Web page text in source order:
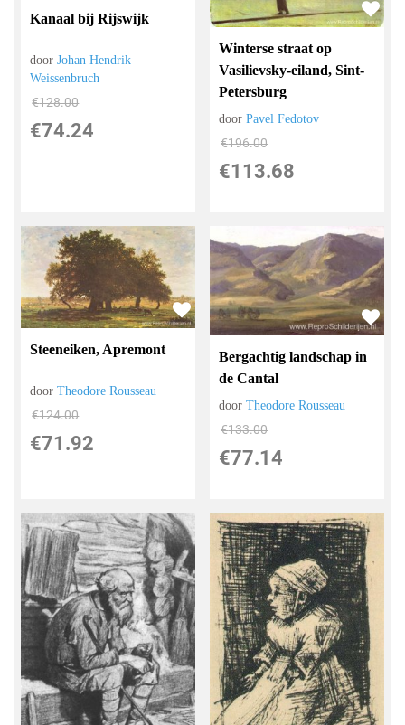
Kanaal bij Rijswijk
doorJohan Hendrik
Weissenbruch
€128.00
€74.24
Winterse straat op
Vasilievsky-eiland, Sint-
Petersburg
doorPavel Fedotov
€196.00
€113.68
Steeneiken, Apremont
doorTheodore Rousseau
€124.00
€71.92
Bergachtig landschap in
de Cantal
doorTheodore Rousseau
€133.00
€77.14